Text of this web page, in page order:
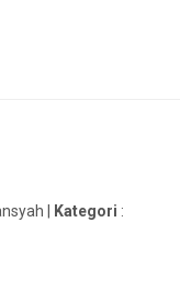
| Kategori :